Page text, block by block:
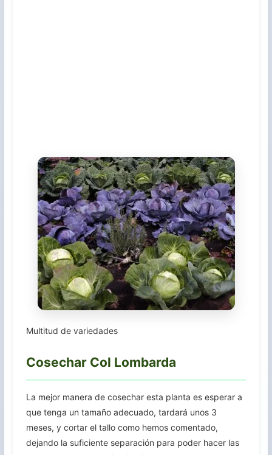
Multitud de variedades
Cosechar Col Lombarda
La mejor manera de cosechar esta planta es esperar a
que tenga un tamaño adecuado, tardará unos 3
meses, y cortar el tallo como hemos comentado,
dejando la suficiente separación para poder hacer las